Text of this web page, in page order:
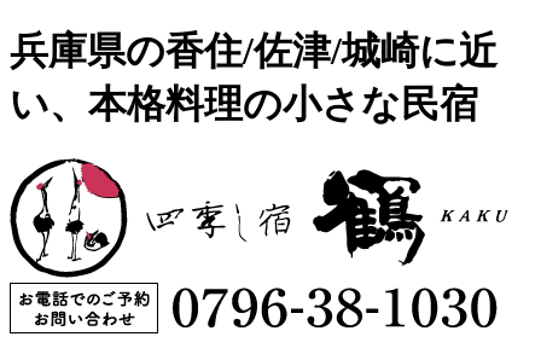
兵庫県の香住/佐津/城崎に近
い、本格料理の小さな民宿